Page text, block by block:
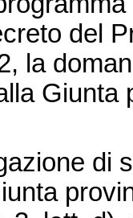
del
la
di